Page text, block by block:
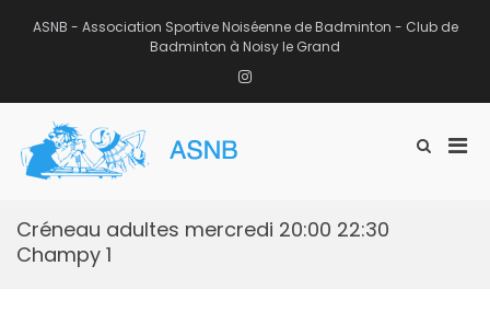
ASNB - Association Sportive Noiséenne de Badminton - Club de
Badminton à Noisy le Grand
Instagram
Afficher
Créneau adultes mercredi 20:00 22:30
Champy 1